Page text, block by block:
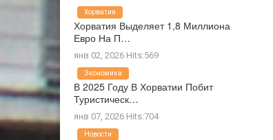
Хорватия Выделяет 1,8 Миллиона
Евро На П…
янв 02, 2026 Hits:569
Хорватия
В 2025 Году В Хорватии Побит
Туристическ…
янв 07, 2026 Hits:704
Экономика
Новости